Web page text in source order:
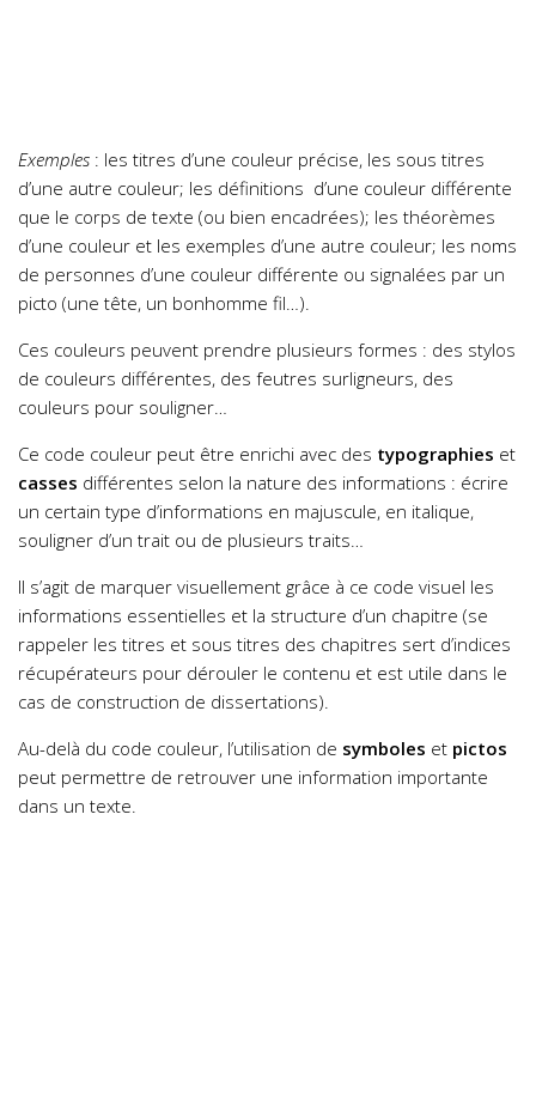
Exemples : les titres d’une couleur précise, les sous titres
d’une autre couleur; les définitions d’une couleur différente
que le corps de texte (ou bien encadrées); les théorèmes
d’une couleur et les exemples d’une autre couleur; les noms
de personnes d’une couleur différente ou signalées par un
picto (une tête, un bonhomme fil…).
Ces couleurs peuvent prendre plusieurs formes : des stylos
de couleurs différentes, des feutres surligneurs, des
couleurs pour souligner…
Ce code couleur peut être enrichi avec des typographies et
casses différentes selon la nature des informations : écrire
un certain type d’informations en majuscule, en italique,
souligner d’un trait ou de plusieurs traits…
Il s’agit de marquer visuellement grâce à ce code visuel les
informations essentielles et la structure d’un chapitre (se
rappeler les titres et sous titres des chapitres sert d’indices
récupérateurs pour dérouler le contenu et est utile dans le
cas de construction de dissertations).
Au-delà du code couleur, l’utilisation de symboles et pictos
peut permettre de retrouver une information importante
dans un texte.